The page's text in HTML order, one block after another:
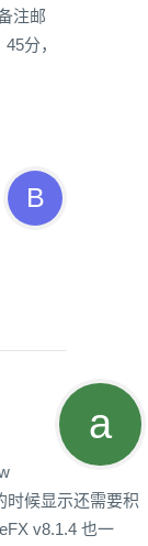
注邮
分，
时候显示还需要积
v8.1.4 也一